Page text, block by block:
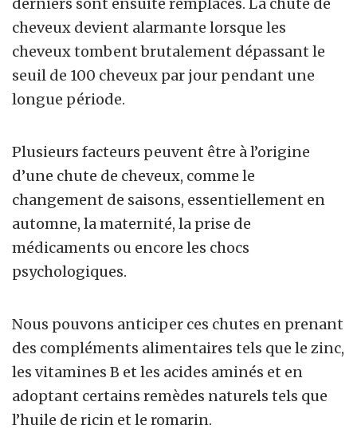
cheveux devient alarmante lorsque les
cheveux tombent brutalement dépassant le
seuil de 100 cheveux par jour pendant une
longue période.
Plusieurs facteurs peuvent être à l’origine
d’une chute de cheveux, comme le
changement de saisons, essentiellement en
automne, la maternité, la prise de
médicaments ou encore les chocs
psychologiques.
Nous pouvons anticiper ces chutes en prenant
des compléments alimentaires tels que le zinc,
les vitamines B et les acides aminés et en
adoptant certains remèdes naturels tels que
l’huile de ricin et le romarin.